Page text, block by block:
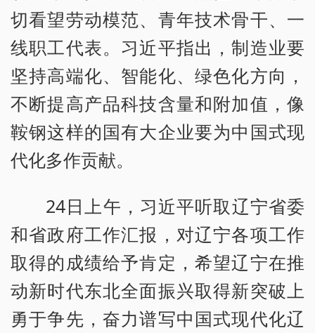
切看望劳动模范、青年技术骨干、一
线职工代表。习近平指出，制造业要
坚持高端化、智能化、绿色化方向，
不断提高产品科技含量和附加值，像
鞍钢这样的国有大企业要为中国式现
代化多作贡献。
24日上午，习近平听取辽宁省委
和省政府工作汇报，对辽宁各项工作
取得的成绩给予肯定，希望辽宁在推
动新时代东北全面振兴取得新突破上
勇于争先，奋力谱写中国式现代化辽